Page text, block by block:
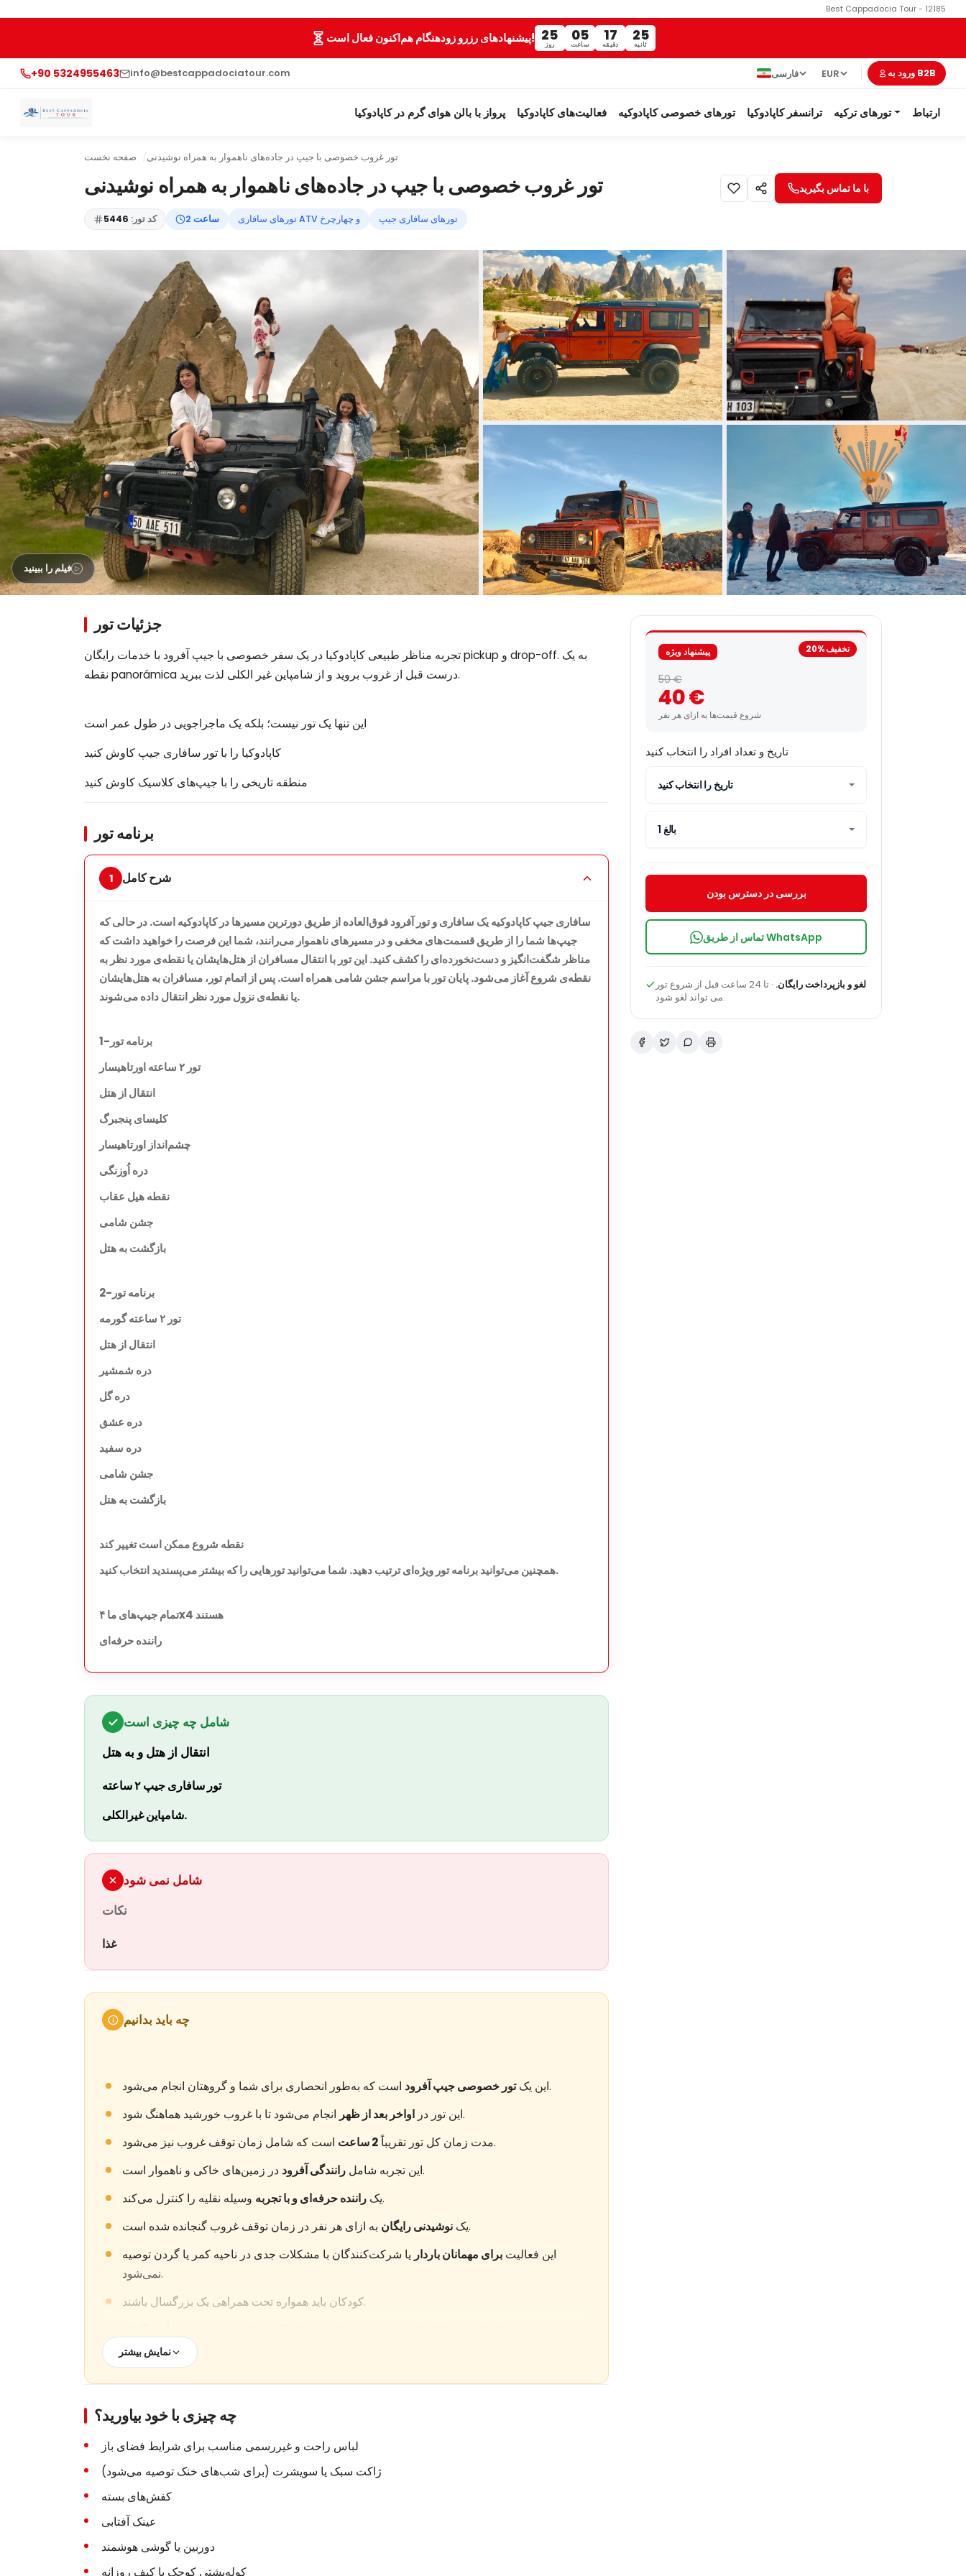
Best Cappadocia Tour - 12185
پیشنهادهای رزرو زودهنگام هم‌اکنون فعال است! 25
روز
05
ساعت
17
دقیقه
24
ثانیه
+90 5324955463 info@bestcappadociatour.com فارسی EUR ورود به B2B
پرواز با بالن هوای گرم در کاپادوکیا فعالیت‌های کاپادوکیا تورهای خصوصی کاپادوکیه ترانسفر کاپادوکیا تورهای ترکیه ارتباط
صفحه نخست تور غروب خصوصی با جیپ در جاده‌های ناهموار به همراه نوشیدنی
تور غروب خصوصی با جیپ در جاده‌های ناهموار به همراه نوشیدنی
کد تور: 5446 2 ساعت تورهای سافاری ATV و چهارچرخ تورهای سافاری جیپ
با ما تماس بگیرید
فیلم را ببینید
جزئیات تور
تجربه مناظر طبیعی کاپادوکیا در یک سفر خصوصی با جیپ آفرود با خدمات رایگان pickup و drop-off. به یک
نقطه panorámica درست قبل از غروب بروید و از شامپاین غیر الکلی لذت ببرید.
این تنها یک تور نیست؛ بلکه یک ماجراجویی در طول عمر است
کاپادوکیا را با تور سافاری جیپ کاوش کنید
منطقه تاریخی را با جیپ‌های کلاسیک کاوش کنید
برنامه تور
شرح کامل
سافاری جیپ کاپادوکیه یک سافاری و تور آفرود فوق‌العاده از طریق دورترین مسیرها در کاپادوکیه است. در حالی که
جیپ‌ها شما را از طریق قسمت‌های مخفی و در مسیرهای ناهموار می‌رانند، شما این فرصت را خواهید داشت که
مناظر شگفت‌انگیز و دست‌نخورده‌ای را کشف کنید. این تور با انتقال مسافران از هتل‌هایشان یا نقطه‌ی مورد نظر به
نقطه‌ی شروع آغاز می‌شود. پایان تور با مراسم جشن شامی همراه است. پس از اتمام تور، مسافران به هتل‌هایشان
یا نقطه‌ی نزول مورد نظر انتقال داده می‌شوند.
تور ۲ ساعته اورتاهیسار
کلیسای پنجبرگ
جشن شامی
تور ۲ ساعته گورمه
همچنین می‌توانید برنامه تور ویژه‌ای ترتیب دهید. شما می‌توانید تورهایی را که بیشتر می‌پسندید انتخاب کنید.
راننده حرفه‌ای
شامل چه چیزی است
انتقال از هتل و به هتل
تور سافاری جیپ ۲ ساعته
شامپاین غیرالکلی.
شامل نمی شود
نکات
غذا
چه باید بدانیم
این یکتور خصوصی جیپ آفرود
است که به‌طور انحصاری برای شما و گروهتان انجام می‌شود.
این تور در اواخر بعد از ظهر
انجام می‌شود تا با غروب خورشید هماهنگ شود.
مدت زمان کل تور تقریباً2 ساعت
است که شامل زمان توقف غروب نیز می‌شود.
این تجربه شامل رانندگی آفرود
در زمین‌های خاکی و ناهموار است.
یک راننده حرفه‌ای و با تجربه
وسیله نقلیه را کنترل می‌کند.
یک نوشیدنی رایگان
به ازای هر نفر در زمان توقف غروب گنجانده شده است.
این فعالیت برای مهمانان باردار یا شرکت‌کنندگان با مشکلات جدی در ناحیه کمر یا گردن توصیه
نمی‌شود.
کودکان باید همواره تحت همراهی یک بزرگسال باشند.
پوشیدن لباس‌های راحت و مناسب برای شرایط فضای باز توصیه می‌شود.
نمایش بیشتر
چه چیزی با خود بیاورید؟
لباس راحت و غیررسمی مناسب برای شرایط فضای باز
ژاکت سبک یا سویشرت (برای شب‌های خنک توصیه می‌شود)
کفش‌های بسته
عینک آفتابی
دوربین یا گوشی هوشمند
کوله‌پشتی کوچک یا کیف روزانه
تخفیف %20 پیشنهاد ویژه
50 €
40 €
شروع قیمت‌ها به ازای هر نفر
تاریخ و تعداد افراد را انتخاب کنید
تاریخ را انتخاب کنید
1 بالغ
بررسی در دسترس بودن
تماس از طریق WhatsApp
لغو و بازپرداخت رایگان.
· تا 24 ساعت قبل از شروع تور
می تواند لغو شود.